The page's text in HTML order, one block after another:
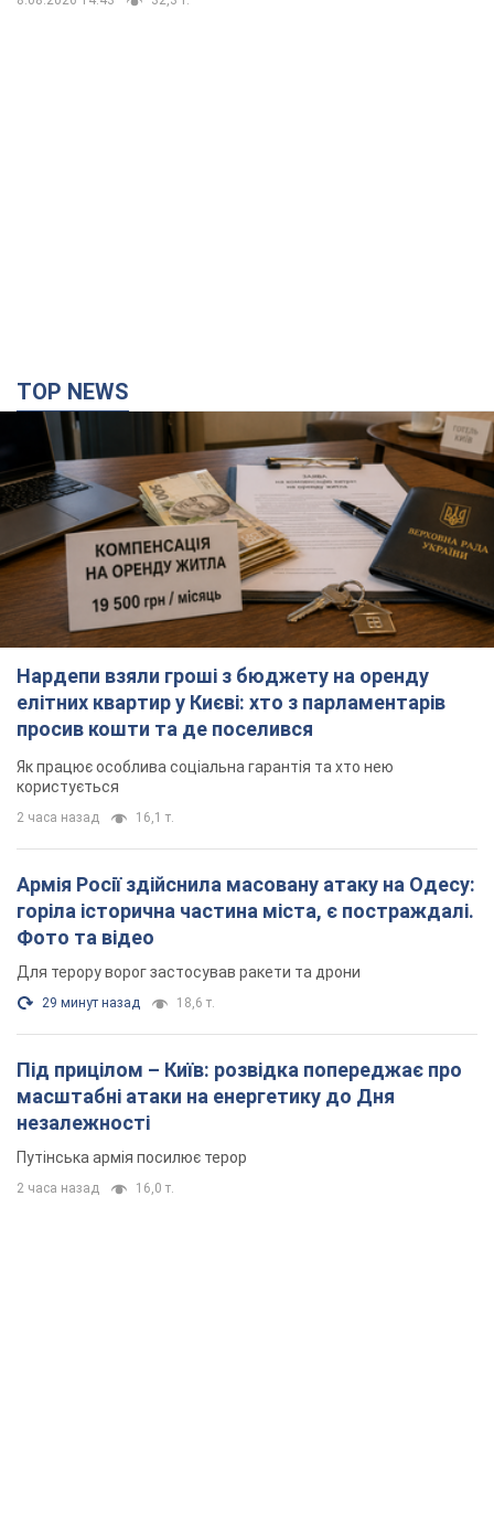
TOP NEWS
Нардепи взяли гроші з бюджету на оренду
елітних квартир у Києві: хто з парламентарів
просив кошти та де поселився
Як працює особлива соціальна гарантія та хто нею
користується
2 часа назад 16,1 т.
Армія Росії здійснила масовану атаку на Одесу:
горіла історична частина міста, є постраждалі.
Фото та відео
Для терору ворог застосував ракети та дрони
29 минут назад 18,6 т.
Під прицілом – Київ: розвідка попереджає про
масштабні атаки на енергетику до Дня
незалежності
Путінська армія посилює терор
2 часа назад 16,0 т.